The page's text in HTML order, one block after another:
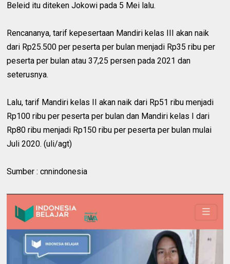
Beleid itu diteken Jokowi pada 5 Mei lalu.
Rencananya, tarif kepesertaan Mandiri kelas III akan naik
dari Rp25.500 per peserta per bulan menjadi Rp35 ribu per
peserta per bulan atau 37,25 persen pada 2021 dan
seterusnya.
Lalu, tarif Mandiri kelas II akan naik dari Rp51 ribu menjadi
Rp100 ribu per peserta per bulan dan Mandiri kelas I dari
Rp80 ribu menjadi Rp150 ribu per peserta per bulan mulai
Juli 2020. (uli/agt)
Sumber : cnnindonesia